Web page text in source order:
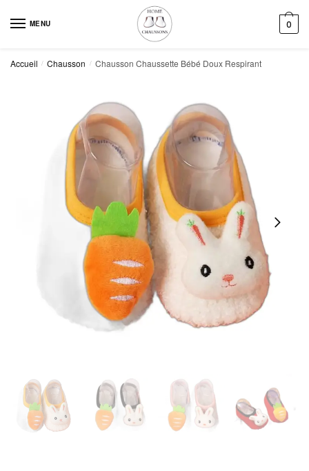
MENU 0
Accueil / Chausson / Chausson Chaussette Bébé Doux Respirant